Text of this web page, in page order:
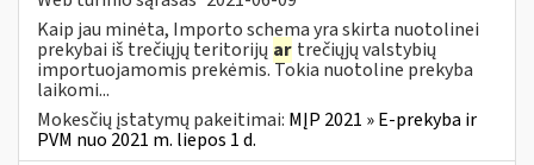
Kaip jau minėta, Importo schema yra skirta nuotolinei
prekybai iš trečiųjų teritorijų ar trečiųjų valstybių
importuojamomis prekėmis. Tokia nuotoline prekyba
laikomi...
Mokesčių įstatymų pakeitimai: MĮP 2021 » E-prekyba ir
PVM nuo 2021 m. liepos 1 d.